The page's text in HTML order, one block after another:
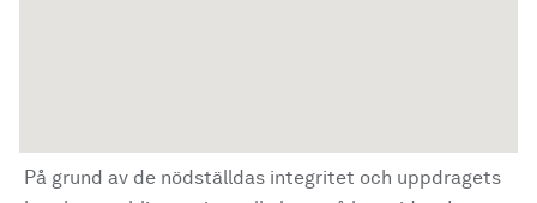
På grund av de nödställdas integritet och uppdragets